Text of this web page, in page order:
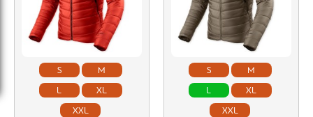
S M
L XL
XXL
S M
L XL
XXL